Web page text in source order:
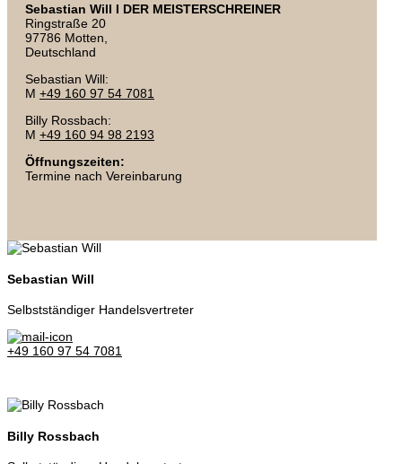
Sebastian Will I DER MEISTERSCHREINER
Ringstraße 20
97786 Motten,
Deutschland
Sebastian Will:
M +49 160 97 54 7081
Billy Rossbach:
M +49 160 94 98 2193
Öffnungszeiten:
Termine nach Vereinbarung
Sebastian Will
Selbstständiger Handelsvertreter
+49 160 97 54 7081
Billy Rossbach